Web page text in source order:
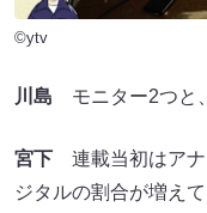
©ytv
川島 モニター2つと
宮下 連載当初はアナ
ジタルの割合が増え